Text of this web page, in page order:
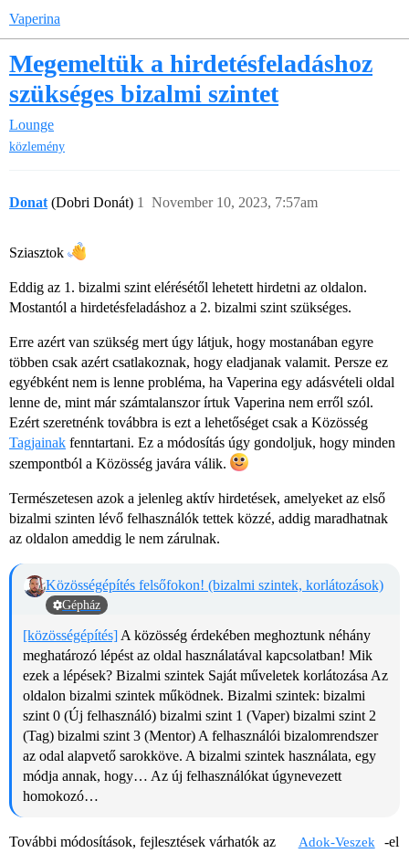
Vaperina
Megemeltük a hirdetésfeladáshoz
szükséges bizalmi szintet
Lounge
közlemény
Donat (Dobri Donát) November 10, 2023, 7:57am
1
Sziasztok
Eddig az 1. bizalmi szint elérésétől lehetett hirdetni az oldalon.
Mostantól a hirdetésfeladáshoz a 2. bizalmi szint szükséges.
Erre azért van szükség mert úgy látjuk, hogy mostanában egyre
többen csak azért csatlakoznak, hogy eladjanak valamit. Persze ez
egyébként nem is lenne probléma, ha Vaperina egy adásvételi oldal
lenne de, mint már számtalanszor írtuk Vaperina nem erről szól.
Ezért szeretnénk továbbra is ezt a lehetőséget csak a Közösség
Tagjainak fenntartani. Ez a módosítás úgy gondoljuk, hogy minden
szempontból a Közösség javára válik.
Természetesen azok a jelenleg aktív hirdetések, amelyeket az első
bizalmi szinten lévő felhasználók tettek közzé, addig maradhatnak
az oldalon ameddig le nem zárulnak.
Közösségépítés felsőfokon! (bizalmi szintek, korlátozások)
Gépház
[közösségépítés] A közösség érdekében meghoztunk néhány
meghatározó lépést az oldal használatával kapcsolatban! Mik
ezek a lépések? Bizalmi szintek Saját műveletek korlátozása Az
oldalon bizalmi szintek működnek. Bizalmi szintek: bizalmi
szint 0 (Új felhasználó) bizalmi szint 1 (Vaper) bizalmi szint 2
(Tag) bizalmi szint 3 (Mentor) A felhasználói bizalomrendszer
az odal alapvető sarokköve. A bizalmi szintek használata, egy
módja annak, hogy… Az új felhasználókat úgynevezett
homokozó…
További módosítások, fejlesztések várhatók az Adok-Veszek
-el